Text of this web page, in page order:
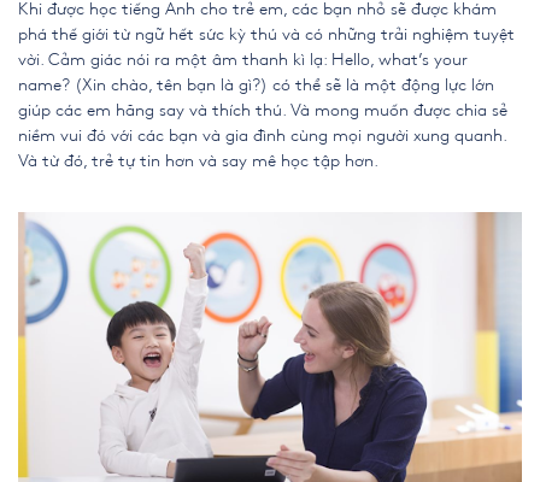
Khi được học tiếng Anh cho trẻ em , các bạn nhỏ sẽ được khám
phá thế giới từ ngữ hết sức kỳ thú và có những trải nghiệm tuyệt
vời. Cảm giác nói ra một âm thanh kì lạ: Hello, what’s your
name? (Xin chào, tên bạn là gì?) có thể sẽ là một động lực lớn
giúp các em hăng say và thích thú. Và mong muốn được chia sẻ
niềm vui đó với các bạn và gia đình cùng mọi người xung quanh.
Và từ đó, trẻ tự tin hơn và say mê học tập hơn.